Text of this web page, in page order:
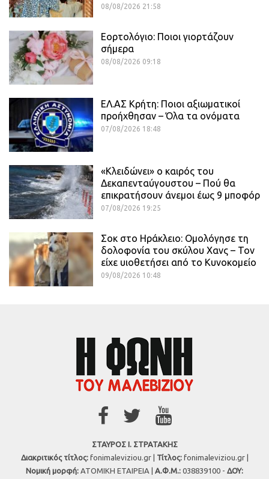
08/08/2026 21:58
Εορτολόγιο: Ποιοι γιορτάζουν
σήμερα
08/08/2026 09:18
ΕΛ.ΑΣ Κρήτη: Ποιοι αξιωματικοί
προήχθησαν – Όλα τα ονόματα
07/08/2026 18:48
«Κλειδώνει» ο καιρός του
Δεκαπενταύγουστου – Πού θα
επικρατήσουν άνεμοι έως 9 μποφόρ
07/08/2026 19:25
Σοκ στο Ηράκλειο: Ομολόγησε τη
δολοφονία του σκύλου Χανς – Τον
είχε υιοθετήσει από το Κυνοκομείο
09/08/2026 10:48
ΣΤΑΥΡΟΣ Ι. ΣΤΡΑΤΑΚΗΣ
Διακριτικός τίτλος:fonimaleviziou.gr | Τίτλος:fonimaleviziou.gr |
Νομική μορφή: ΑΤΟΜΙΚΗ ΕΤΑΙΡΕΙΑ | Α.Φ.Μ.: 038839100 - ΔΟΥ: